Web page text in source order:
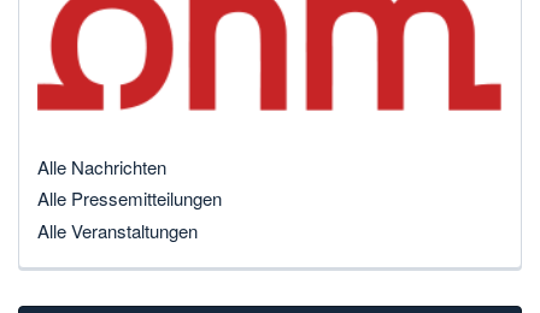
Alle Nachrichten
Alle Pressemitteilungen
Alle Veranstaltungen